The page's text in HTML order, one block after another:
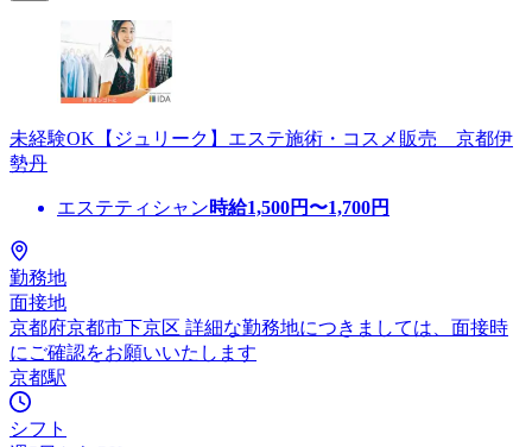
未経験OK【ジュリーク】エステ施術・コスメ販売 京都伊
勢丹
エステティシャン時給1,500円〜1,700円
勤務地
面接地
京都府京都市下京区 詳細な勤務地につきましては、面接時
にご確認をお願いいたします
京都駅
シフト